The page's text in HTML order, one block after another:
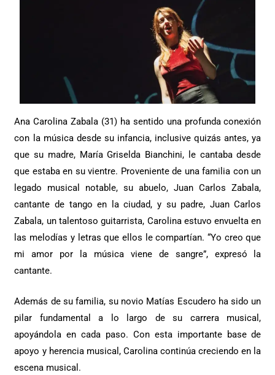
Ana Carolina Zabala (31) ha sentido una profunda conexión
con la música desde su infancia, inclusive quizás antes, ya
que su madre, María Griselda Bianchini, le cantaba desde
que estaba en su vientre. Proveniente de una familia con un
legado musical notable, su abuelo, Juan Carlos Zabala,
cantante de tango en la ciudad, y su padre, Juan Carlos
Zabala, un talentoso guitarrista, Carolina estuvo envuelta en
las melodías y letras que ellos le compartían. “Yo creo que
mi amor por la música viene de sangre”, expresó la
cantante.
Además de su familia, su novio Matías Escudero ha sido un
pilar fundamental a lo largo de su carrera musical,
apoyándola en cada paso. Con esta importante base de
apoyo y herencia musical, Carolina continúa creciendo en la
escena musical.